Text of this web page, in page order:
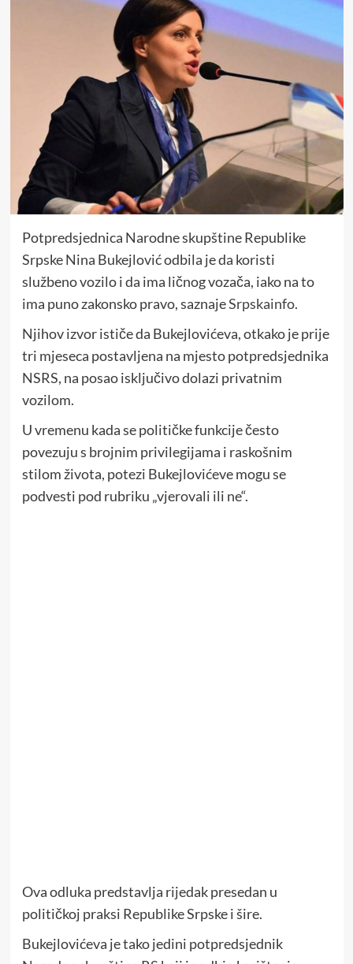
Potpredsjednica Narodne skupštine Republike
Srpske Nina Bukejlović odbila je da koristi
službeno vozilo i da ima ličnog vozača, iako na to
ima puno zakonsko pravo, saznajeSrpskainfo.
Njihov izvor ističe da Bukejlovićeva, otkako je prije
tri mjeseca postavljena na mjesto potpredsjednika
NSRS, na posao isključivo dolazi privatnim
vozilom.
U vremenu kada se političke funkcije često
povezuju s brojnim privilegijama i raskošnim
stilom života, potezi Bukejlovićeve mogu se
podvesti pod rubriku „vjerovali ili ne“.
Ova odluka predstavlja rijedak presedan u
političkoj praksi Republike Srpske i šire.
Bukejlovićeva je tako jedini potpredsjednik